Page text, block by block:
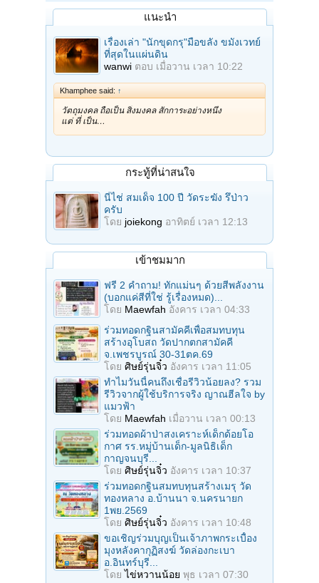
แนะนำ
เรื่องเล่า "นักขุดกรุ"มือขลัง ขมังเวทย์
ที่สุดในแผ่นดิน
wanwi ตอบ เมื่อวาน เวลา 10:22
Khamphee said: ↑
วัตถุมงคล ถือเป็น สิ่งมงคล สักการะอย่างหนึ่ง
แต่ ที่ เป็น…
กระทู้ที่น่าสนใจ
นี่ไช่ สมเด็จ 100 ปี วัดระฆัง รึป่าว
ครับ
โดย joiekong อาทิตย์ เวลา 12:13
เข้าชมมาก
ฟรี 2 คำถาม! ทักแม่นๆ ด้วยสีพลังงาน
(บอกแค่สีที่ใช่ รู้เรื่องหมด)...
โดย Maewfah อังคาร เวลา 04:33
ร่วมทอดกฐินสามัคคีเพื่อสมทบทุน
สร้างอุโบสถ วัดปากตกสามัคคี
จ.เพชรบูรณ์ 30-31ตค.69
โดย ศิษย์รุ่นจิ๋ว อังคาร เวลา 11:05
ทำไมวันนี้คนถึงเชื่อรีวิวน้อยลง? รวม
รีวิวจากผู้ใช้บริการจริง ญาณฮีลใจ by
แมวฟ้า
โดย Maewfah เมื่อวาน เวลา 00:13
ร่วมทอดผ้าป่าสงเคราะห์เด็กด้อยโอ
กาศ รร.หมู่บ้านเด็ก-มูลนิธิเด็ก
กาญจนบุรี...
โดย ศิษย์รุ่นจิ๋ว อังคาร เวลา 10:37
ร่วมทอดกฐินสมทบทุนสร้างเมรุ วัด
ทองหลาง อ.บ้านนา จ.นครนายก
1พย.2569
โดย ศิษย์รุ่นจิ๋ว อังคาร เวลา 10:48
ขอเชิญร่วมบุญเป็นเจ้าภาพกระเบื้อง
มุงหลังคากุฏิสงฆ์ วัดล่องกะเบา
อ.อินทร์บุรี...
โดยไข่หวานน้อย พุธ เวลา 07:30